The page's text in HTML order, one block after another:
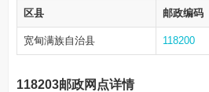
区县 邮政编码
宽甸满族自治县 118200
118203邮政网点详情